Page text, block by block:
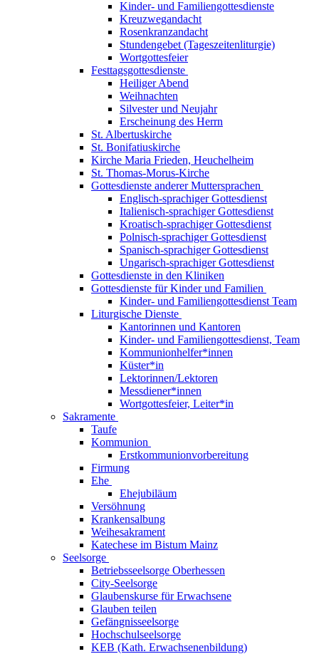
Kinder- und Familiengottesdienste
Kreuzwegandacht
Rosenkranzandacht
Stundengebet (Tageszeitenliturgie)
Wortgottesfeier
Festtagsgottesdienste
Heiliger Abend
Weihnachten
Silvester und Neujahr
Erscheinung des Herrn
St. Albertuskirche
St. Bonifatiuskirche
Kirche Maria Frieden, Heuchelheim
St. Thomas-Morus-Kirche
Gottesdienste anderer Muttersprachen
Englisch-sprachiger Gottesdienst
Italienisch-sprachiger Gottesdienst
Kroatisch-sprachiger Gottesdienst
Polnisch-sprachiger Gottesdienst
Spanisch-sprachiger Gottesdienst
Ungarisch-sprachiger Gottesdienst
Gottesdienste in den Kliniken
Gottesdienste für Kinder und Familien
Kinder- und Familiengottesdienst Team
Liturgische Dienste
Kantorinnen und Kantoren
Kinder- und Familiengottesdienst, Team
Kommunionhelfer*innen
Küster*in
Lektorinnen/Lektoren
Messdiener*innen
Wortgottesfeier, Leiter*in
Sakramente
Taufe
Kommunion
Erstkommunionvorbereitung
Firmung
Ehe
Ehejubiläum
Versöhnung
Krankensalbung
Weihesakrament
Katechese im Bistum Mainz
Seelsorge
Betriebsseelsorge Oberhessen
City-Seelsorge
Glaubenskurse für Erwachsene
Glauben teilen
Gefängnisseelsorge
Hochschulseelsorge
KEB (Kath. Erwachsenenbildung)